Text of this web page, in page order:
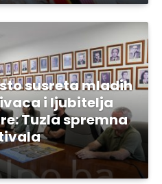
susreta mladih
i ljubitelja
Tuzla spremna